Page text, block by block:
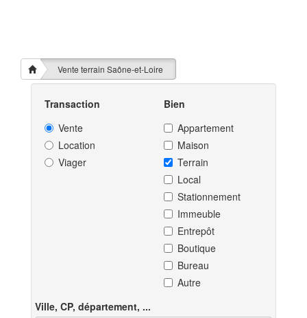
Vente terrain Saône-et-Loire
Transaction
Vente
Location
Viager
Bien
Appartement
Maison
Terrain
Local
Stationnement
Immeuble
Entrepôt
Boutique
Bureau
Autre
Ville, CP, département, ...